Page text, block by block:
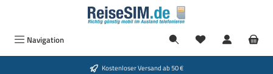
Zum Hauptinhalt springen
Navigation
Kostenloser Versand ab 50 €